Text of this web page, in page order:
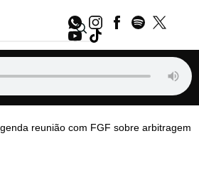
reunião com FGF sobre arbitragem